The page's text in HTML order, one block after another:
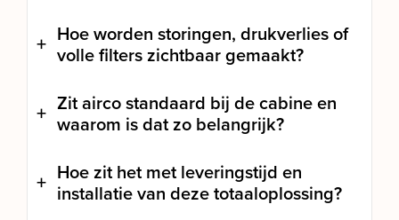
Hoe worden storingen, drukverlies of
volle filters zichtbaar gemaakt?
Zit airco standaard bij de cabine en
waarom is dat zo belangrijk?
Hoe zit het met leveringstijd en
installatie van deze totaaloplossing?